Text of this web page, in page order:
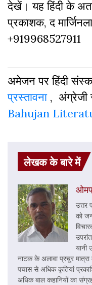
देखें। यह हिंदी के
प्रकाशक, द
+919968527911
अमेजन पर हिंदी
प्रस्तावना, अंग्रेजी
Bahujan
लेखक के बारे में
उत्तर
को
यानी
नाटक के अलावा प्रचुर
पचास से अधिक कृतियां
अधिक बाल कहानियों का